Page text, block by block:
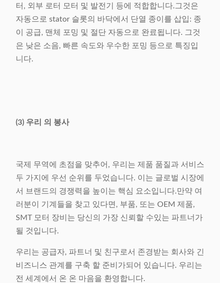
터, 외부 로터 모터 및 발전기 등에 적합합니다.그것은
자동으로 stator 슬롯의 바닥에서 단열 종이를 삽입: 종
이 공급, 맨체 포밍 및 절단 자동으로 완료됩니다. 그것
은 낮은 소음, 빠른 속도와 우수한 포밍 등으로 특징입
니다.
(3) 우리 의 봉사
국제 무역에 초점을 맞추어, 우리는 제품 품질과 서비스
두 가지에 우선 순위를 두었습니다. 이는 글로벌 시장에
서 브랜드의 경쟁력을 높이는 핵심 요소입니다.만약 여
러분이 기계들을 찾고 있다면, 부품, 또는 OEM 제품,
SMT 모터 장비는 당신의 가장 신뢰할 수있는 파트너가
될 것입니다.
우리는 공급자, 파트너 및 친구로서 존경받는 회사와 긴
비즈니스 관계를 구축 할 준비가되어 있습니다. 우리는
전 세계에서 온 온 마음을 환영합니다.